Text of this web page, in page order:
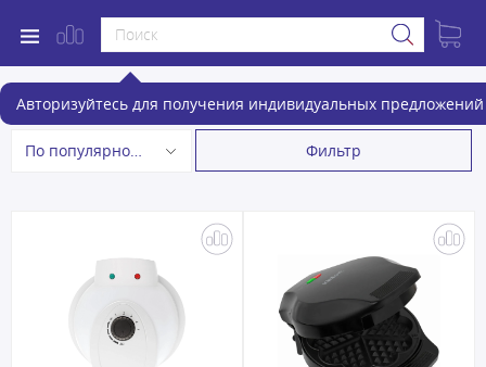
Авторизуйтесь для получения индивидуальных предложений
Вафельницы
По популярности Фильтр